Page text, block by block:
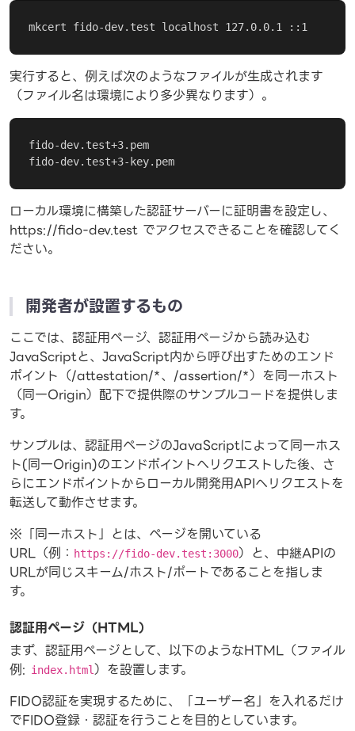
mkcert fido-dev.test localhost 127.0.0.1 ::1
実行すると、例えば次のようなファイルが生成されます
（ファイル名は環境により多少異なります）。
fido-dev.test+3.pem
fido-dev.test+3-key.pem
ローカル環境に構築した認証サーバーに証明書を設定し、
https://fido-dev.test でアクセスできることを確認してく
ださい。
開発者が設置するもの
ここでは、認証用ページ、認証用ページから読み込む
JavaScriptと、JavaScript内から呼び出すためのエンド
ポイント（/attestation/*、/assertion/*）を同一ホスト
（同一Origin）配下で提供際のサンプルコードを提供しま
す。
サンプルは、認証用ページのJavaScriptによって同一ホス
ト(同一Origin)のエンドポイントへリクエストした後、さ
らにエンドポイントからローカル開発用APIへリクエストを
転送して動作させます。
※「同一ホスト」とは、ページを開いている
URL（例： https://fido-dev.test:3000）と、中継APIの
URLが同じスキーム/ホスト/ポートであることを指しま
す。
認証用ページ（HTML）
まず、認証用ページとして、以下のようなHTML（ファイル
例: index.html）を設置します。
FIDO認証を実現するために、「ユーザー名」を入れるだけ
でFIDO登録・認証を行うことを目的としています。